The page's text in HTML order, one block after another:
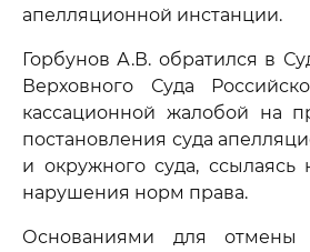
апелляционной инстанции.
Горбунов А.В. обратился в
Верховного Суда
кассационной жалобой на
постановления суда
и окружного суда, ссылаясь
нарушения норм права.
Основаниями для отмены